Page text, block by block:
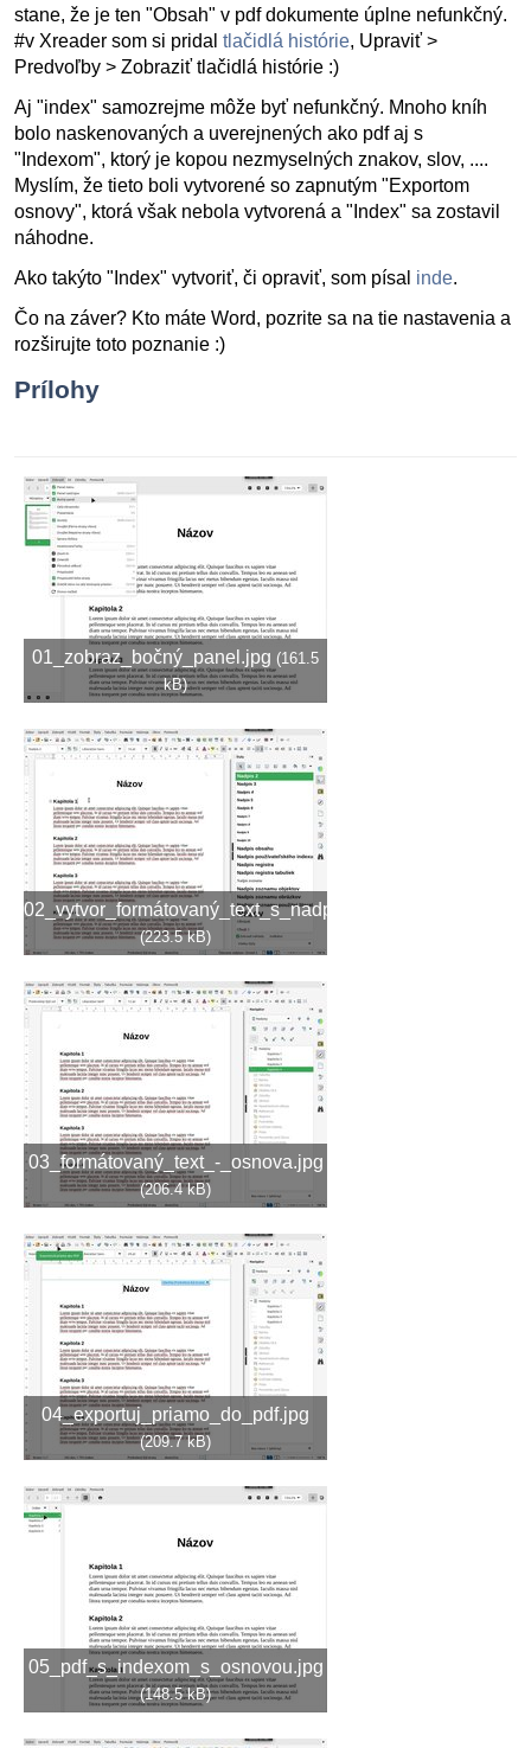
stane, že je ten "Obsah" v pdf dokumente úplne nefunkčný.
#v Xreader som si pridal tlačidlá histórie, Upraviť >
Predvoľby > Zobraziť tlačidlá histórie :)
Aj "index" samozrejme môže byť nefunkčný. Mnoho kníh
bolo naskenovaných a uverejnených ako pdf aj s
"Indexom", ktorý je kopou nezmyselných znakov, slov, ....
Myslím, že tieto boli vytvorené so zapnutým "Exportom
osnovy", ktorá však nebola vytvorená a "Index" sa zostavil
náhodne.
Ako takýto "Index" vytvoriť, či opraviť, som písal inde.
Čo na záver? Kto máte Word, pozrite sa na tie nastavenia a
rozširujte toto poznanie :)
Prílohy
01_zobraz_bočný_panel.jpg (161.5
kB)
02_vytvor_formátovaný_text_s_nadpismi.jpg
(223.5 kB)
03_formátovaný_text_-_osnova.jpg
(206.4 kB)
04_exportuj_priamo_do_pdf.jpg
(209.7 kB)
05_pdf_s_indexom_s_osnovou.jpg
(148.5 kB)